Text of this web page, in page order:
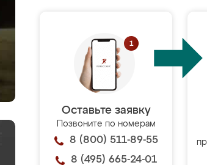
Оставьте заявку
Позвоните по номерам
8 (800) 511-89-55
8 (495) 665-24-01